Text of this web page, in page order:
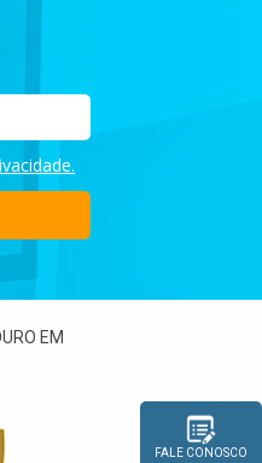
FALE CONOSCO
EM